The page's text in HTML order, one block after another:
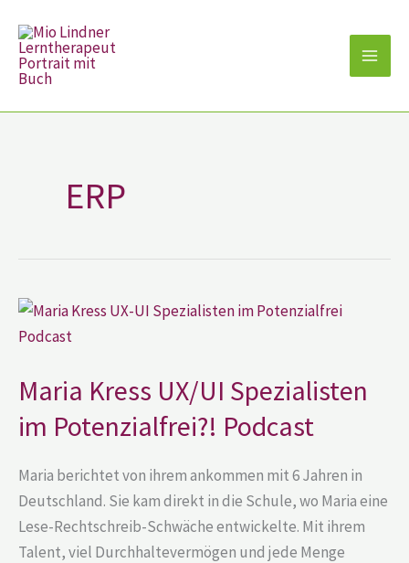
Inhalt
springen
ERP
Maria Kress UX/UI Spezialisten
im Potenzialfrei?! Podcast
Maria berichtet von ihrem ankommen mit 6 Jahren in
Deutschland. Sie kam direkt in die Schule, wo Maria eine
Lese-Rechtschreib-Schwäche entwickelte. Mit ihrem
Talent, viel Durchhaltevermögen und jede Menge
Maria
Kress
UX/UI
Potenzialfrei?!
Podcast